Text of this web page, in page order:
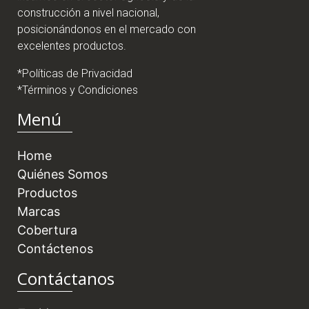
insumos en el sector agrícola y de la
construcción a nivel nacional,
posicionándonos en el mercado con
excelentes productos.
*Políticas de Privacidad
*Términos y Condiciones
Menú
Home
Quiénes Somos
Productos
Marcas
Cobertura
Contáctenos
Contáctanos